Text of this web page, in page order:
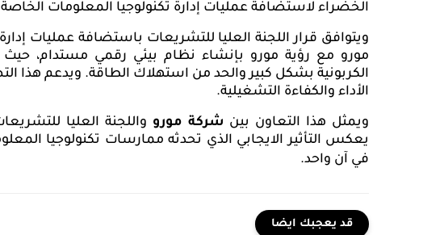
الخضراء لاستضافة عمليات إدارة تكنولوجيا المعلومات
ويتوافق قرار اللجنة العليا للتشريعات باستضافة عمليات
مورو مع رؤية مورو بإنشاء نظام بيئي رقمي مستدام، حيث
الكربونية بشكل كبير والحد من استهلاك الطاقة. ويدعم هذا
الأداء والكفاءة التشغيلية.
ويمثل هذا التعاون بين شركة مورو واللجنة العليا
يعكس التأثير الايجابي الذي تحدثه ممارسات تكنولوجيا
في آن واحد.
قد يعجبك ايضا